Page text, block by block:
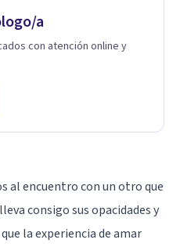
a
con atención online y
al encuentro con un otro que
consigo sus opacidades y
la experiencia de amar